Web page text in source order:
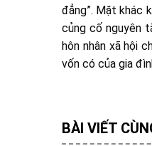
đẳng”. Mặt khác
củng cố nguyên
hôn nhân xã hội
vốn có của gia
BÀI VIẾT